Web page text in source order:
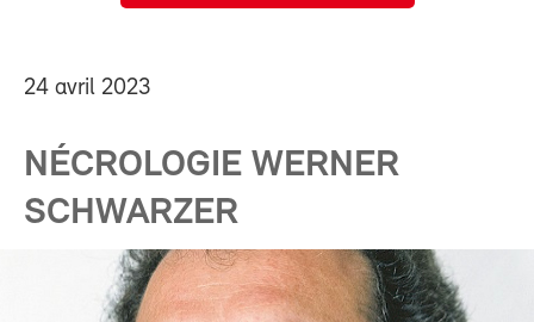
24 avril 2023
NÉCROLOGIE WERNER
SCHWARZER